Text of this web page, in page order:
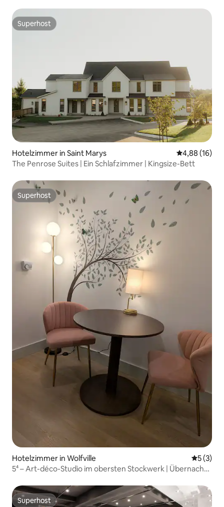
Superhost
Superhost
Hotelzimmer in Saint Marys
4,88 (16)
The Penrose Suites | Ein Schlafzimmer | Kingsize-Bett
Superhost
Superhost
Hotelzimmer in Wolfville
5 (3)
5⁴ – Art-déco-Studio im obersten Stockwerk | Übernachte
Superhost
Superhost